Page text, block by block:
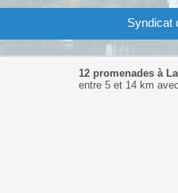
Syndicat
12 promenades à
entre 5 et 14 km